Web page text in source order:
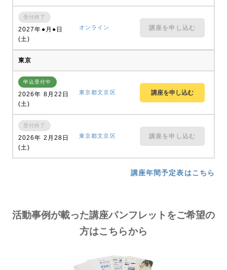
受付終了
2027年●月●日
(土)
オンライン 講座を申し込む
東京
申込受付中
2026年 8月22日
(土)
東京都文京区
受付終了
2026年 2月28日
(土)
東京都文京区 講座を申し込む
講座年間予定表はこちら
活動事例が載った講座パンフレットをご希望の
方はこちらから